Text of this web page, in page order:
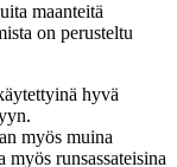
maanteitä
on perusteltu
hyvä
myös muina
runsassateisina